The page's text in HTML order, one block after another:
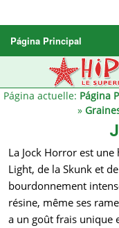
Página Principal
Graines de cannabis
Autres produits
Página actuelle: Página
»
La Jock Horror est
Light, de la Skunk et
bourdonnement
résine, même ses
a un goût frais unique